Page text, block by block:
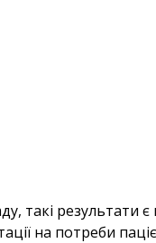
такі результати
на потреби